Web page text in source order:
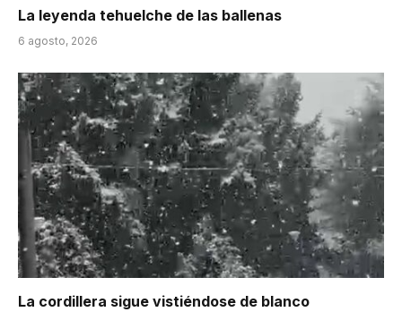
La leyenda tehuelche de las ballenas
6 agosto, 2026
La cordillera sigue vistiéndose de blanco